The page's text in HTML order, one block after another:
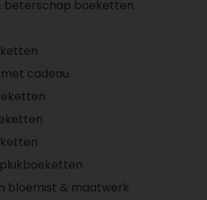
beterschap boeketten
cadeau
bloemist & maatwerk